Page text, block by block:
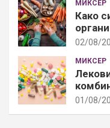
МИКСЕР
Како
02/08/
МИКСЕР
01/08/